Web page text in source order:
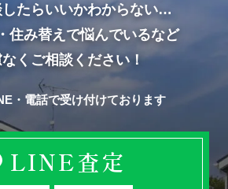
たらいいかわからない…
住み替えで悩んでいるなど
なくご相談ください！
・電話で受け付けております
LINE査定